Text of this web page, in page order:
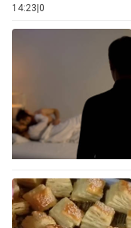
14:23|0